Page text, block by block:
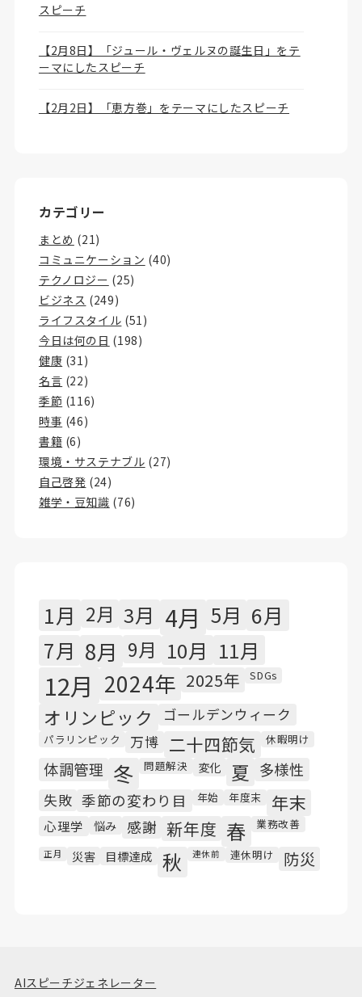
スピーチ
【2月8日】「ジュール・ヴェルヌの誕生日」をテ
ーマにしたスピーチ
【2月2日】「恵方巻」をテーマにしたスピーチ
カテゴリー
まとめ (21)
コミュニケーション (40)
テクノロジー (25)
ビジネス (249)
ライフスタイル (51)
今日は何の日 (198)
健康 (31)
名言 (22)
季節 (116)
時事 (46)
書籍 (6)
環境・サステナブル (27)
自己啓発 (24)
雑学・豆知識 (76)
1月 2月 3月 4月 5月 6月
7月 8月 9月 10月 11月
12月 2024年 2025年 SDGs
オリンピック ゴールデンウィーク
パラリンピック 万博 二十四節気 休暇明け
体調管理 冬 問題解決 変化 夏 多様性
失敗 季節の変わり目 年始 年度末 年末
心理学 悩み 感謝 新年度 春 業務改善
正月 災害 目標達成 秋 連休前 連休明け 防災
AIスピーチジェネレーター